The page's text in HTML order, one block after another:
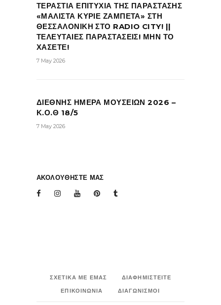
ΤΕΡΑΣΤΙΑ ΕΠΙΤΥΧΙΑ ΤΗΣ ΠΑΡΑΣΤΑΣΗΣ
«ΜΑΛΙΣΤΑ ΚΥΡΙΕ ΖΑΜΠΕΤΑ» ΣΤΗ
ΘΕΣΣΑΛΟΝΙΚΗ ΣΤΟ RADIO CITY! ||
ΤΕΛΕΥΤΑΙΕΣ ΠΑΡΑΣΤΑΣΕΙΣ! ΜΗΝ ΤΟ
ΧΑΣΕΤΕ!
7 May 2026
ΔΙΕΘΝΗΣ ΗΜΕΡΑ ΜΟΥΣΕΙΩΝ 2026 –
Κ.Ο.Θ 18/5
7 May 2026
ΑΚΟΛΟΥΘΗΣΤΕ ΜΑΣ
ΣΧΕΤΙΚΑ ΜΕ ΕΜΑΣ
ΔΙΑΦΗΜΙΣΤΕΙΤΕ
ΕΠΙΚΟΙΝΩΝΙΑ
ΔΙΑΓΩΝΙΣΜΟΙ